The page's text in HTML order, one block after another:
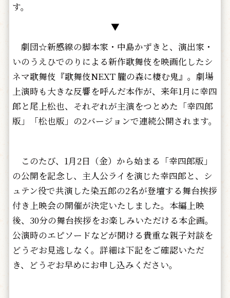
す。
▼
劇団☆新感線の脚本家・中島かずきと、演出家・
いのうえひでのりによる新作歌舞伎を映画化したシ
ネマ歌舞伎『歌舞伎NEXT 朧の森に棲む鬼』。劇場
上演時も大きな反響を呼んだ本作が、来年1月に幸四
郎と尾上松也、それぞれが主演をつとめた「幸四郎
版」「松也版」の2バージョンで連続公開されます。
このたび、1月2日（金）から始まる「幸四郎版」
の公開を記念し、主人公ライを演じた幸四郎と、シ
ュテン役で共演した染五郎の2名が登壇する舞台挨拶
付き上映会の開催が決定いたしました。本編上映
後、30分の舞台挨拶をお楽しみいただける本企画。
公演時のエピソードなどが聞ける貴重な親子対談を
どうぞお見逃しなく。詳細は下記をご確認いただ
き、どうぞお早めにお申し込みください。